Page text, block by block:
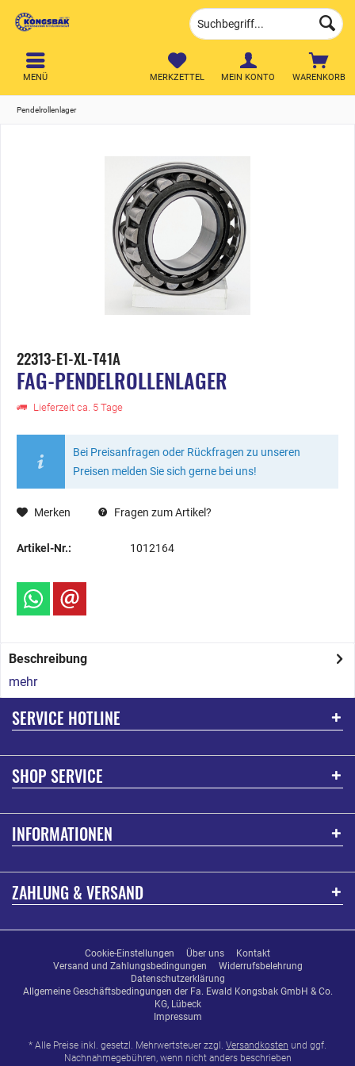
WARENKORB
MERKZETTEL MEIN KONTO
MENÜ
Pendelrollenlager
22313-E1-XL-T41A
FAG-PENDELROLLENLAGER
Lieferzeit ca. 5 Tage
Bei Preisanfragen oder Rückfragen zu unseren
Preisen melden Sie sich gerne bei uns!
Merken Fragen zum Artikel?
Artikel-Nr.: 1012164
Beschreibung
mehr
SERVICE HOTLINE
SHOP SERVICE
INFORMATIONEN
ZAHLUNG & VERSAND
Cookie-Einstellungen Über uns
Kontakt
Versand und Zahlungsbedingungen
Widerrufsbelehrung
Datenschutzerklärung
Allgemeine Geschäftsbedingungen der Fa. Ewald Kongsbak GmbH & Co.
KG, Lübeck
Impressum
* Alle Preise inkl. gesetzl. Mehrwertsteuer zzgl. Versandkosten und ggf.
Nachnahmegebühren, wenn nicht anders beschrieben